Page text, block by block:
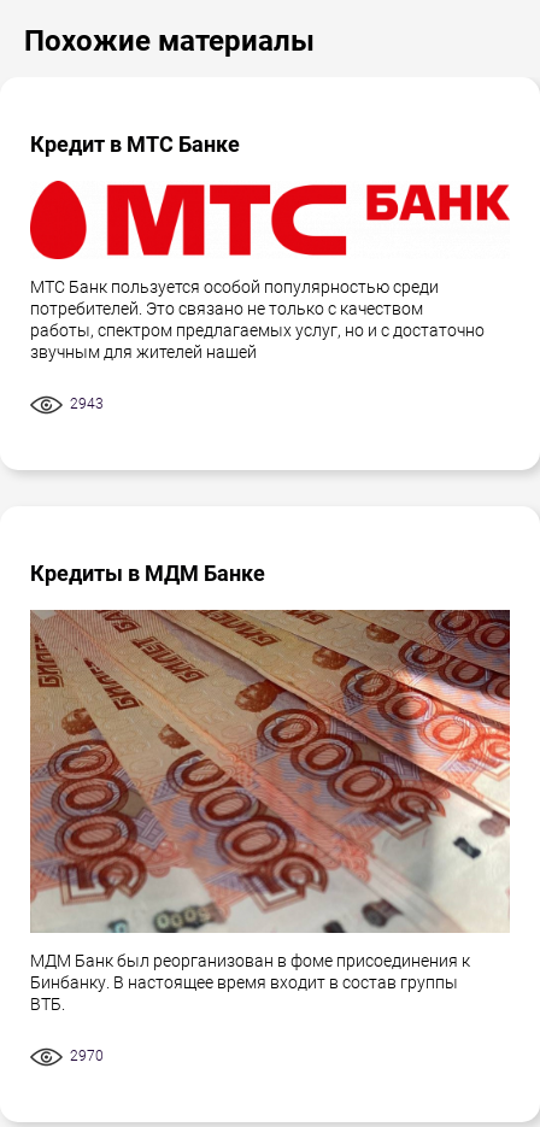
Похожие материалы
Кредит в МТС Банке
МТС Банк пользуется особой популярностью среди
потребителей. Это связано не только с качеством
работы, спектром предлагаемых услуг, но и с достаточно
звучным для жителей нашей
2943
Кредиты в МДМ Банке
МДМ Банк был реорганизован в фоме присоединения к
Бинбанку. В настоящее время входит в состав группы
ВТБ.
2970